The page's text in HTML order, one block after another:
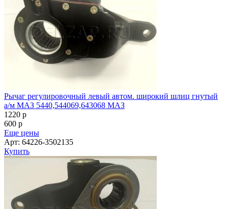
Рычаг регулировочный левый автом. широкий шлиц гнутый
а/м МАЗ 5440,544069,643068 МАЗ
1220 p
600 p
Еще цены
Арт: 64226-3502135
Купить